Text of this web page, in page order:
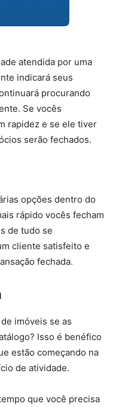
atendida por uma
indicará seus
procurando
Se vocês
rapidez e se ele tiver
serão fechados.
opções dentro do
rápido vocês fecham
de tudo se
cliente satisfeito e
fechada.
imóveis se as
Isso é benéfico
estão começando na
de atividade.
que você precisa